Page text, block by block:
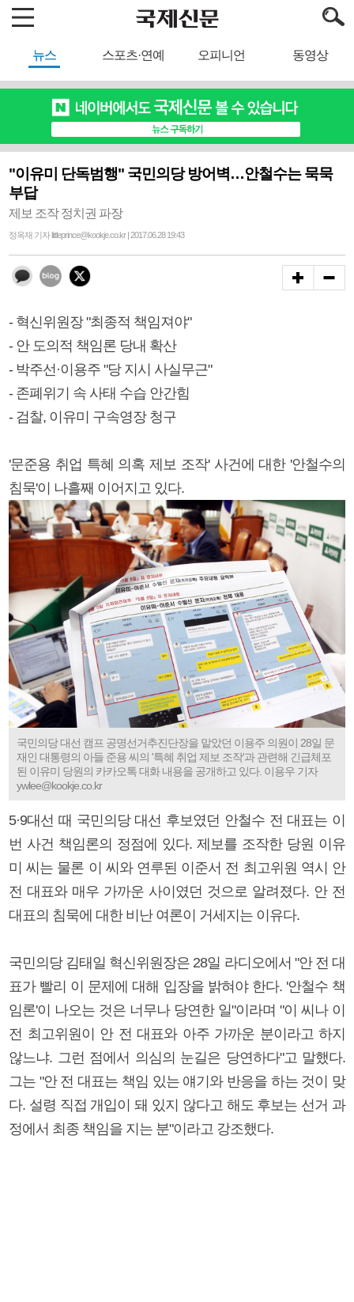
뉴스 스포츠·연예 오피니언 동영상
"이유미 단독범행" 국민의당 방어벽…안철수는 묵묵
부답
제보 조작 정치권 파장
정옥재 기자 littleprince@kookje.co.kr | 2017.06.28 19:43
- 혁신위원장 "최종적 책임져야"
- 안 도의적 책임론 당내 확산
- 박주선·이용주 "당 지시 사실무근"
- 존폐위기 속 사태 수습 안간힘
- 검찰, 이유미 구속영장 청구
'문준용 취업 특혜 의혹 제보 조작' 사건에 대한 '안철수의
침묵'이 나흘째 이어지고 있다.
국민의당 대선 캠프 공명선거추진단장을 맡았던 이용주 의원이 28일 문
재인 대통령의 아들 준용 씨의 '특혜 취업 제보 조작'과 관련해 긴급체포
된 이유미 당원의 카카오톡 대화 내용을 공개하고 있다. 이용우 기자
ywlee@kookje.co.kr
5·9대선 때 국민의당 대선 후보였던 안철수 전 대표는 이
번 사건 책임론의 정점에 있다. 제보를 조작한 당원 이유
미 씨는 물론 이 씨와 연루된 이준서 전 최고위원 역시 안
전 대표와 매우 가까운 사이였던 것으로 알려졌다. 안 전
대표의 침묵에 대한 비난 여론이 거세지는 이유다.
국민의당 김태일 혁신위원장은 28일 라디오에서 "안 전 대
표가 빨리 이 문제에 대해 입장을 밝혀야 한다. '안철수 책
임론'이 나오는 것은 너무나 당연한 일"이라며 "이 씨나 이
전 최고위원이 안 전 대표와 아주 가까운 분이라고 하지
않느냐. 그런 점에서 의심의 눈길은 당연하다"고 말했다.
그는 "안 전 대표는 책임 있는 얘기와 반응을 하는 것이 맞
다. 설령 직접 개입이 돼 있지 않다고 해도 후보는 선거 과
정에서 최종 책임을 지는 분"이라고 강조했다.